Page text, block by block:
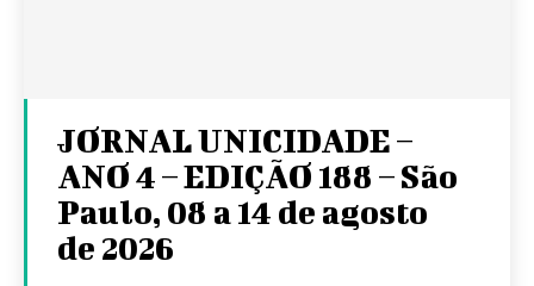
JORNAL UNICIDADE –
ANO 4 – EDIÇÃO 188 – São
Paulo, 08 a 14 de agosto
de 2026